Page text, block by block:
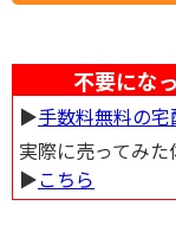
たスイーツや、新鮮な
に隣接する無料駐車場
で、道の駅周辺には、
不要にな
▶︎手数料無料の
実際に売ってみた
▶︎こちら